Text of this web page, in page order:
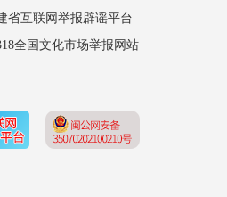
省互联网举报辟谣平台
全国文化市场举报网站